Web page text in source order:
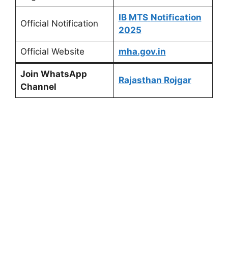
Official Notification
IB MTS Notification
2025
Official Website mha.gov.in
Join WhatsApp
Channel
Rajasthan Rojgar